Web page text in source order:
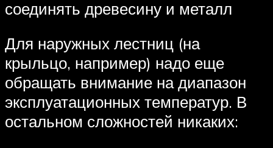
соединять древесину и металл
Для наружных лестниц (на
крыльцо, например) надо еще
обращать внимание на диапазон
эксплуатационных температур. В
остальном сложностей никаких: